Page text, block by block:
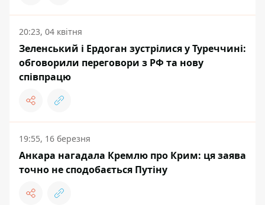
20:23, 04 квітня
Зеленський і Ердоган зустрілися у Туреччині:
обговорили переговори з РФ та нову
співпрацю
19:55, 16 березня
Анкара нагадала Кремлю про Крим: ця заява
точно не сподобається Путіну